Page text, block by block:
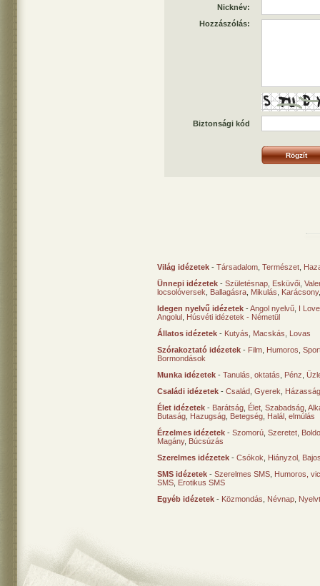
Nicknév:
Hozzászólás:
Biztonsági kód
Világ idézetek - Társadalom Természet
Ünnepi idézetek - Születésnap Esküvői
locsolóversek
Ballagásra Mikulás Karácsony
Idegen nyelvű idézetek -Angol nyelvű I
Angolul Húsvéti idézetek - Németül
Állatos idézetek - Kutyás Macskás
Lovas
Szórakoztató idézetek - Film Humoros
Bormondások
Munka idézetek - Tanulás, oktatás Pénz
Családi idézetek - Család Gyerek
Élet idézetek - Barátság Élet Szabadság
Butaság Hazugság Betegség Halál, elmúlás
Érzelmes idézetek - Szomorú Szeretet
Magány, Búcsúzás
Szerelmes idézetek - Csókok Hiányzol
SMS idézetek - Szerelmes SMS Humoros,
SMS Erotikus SMS
Egyéb idézetek - Közmondás Névnap